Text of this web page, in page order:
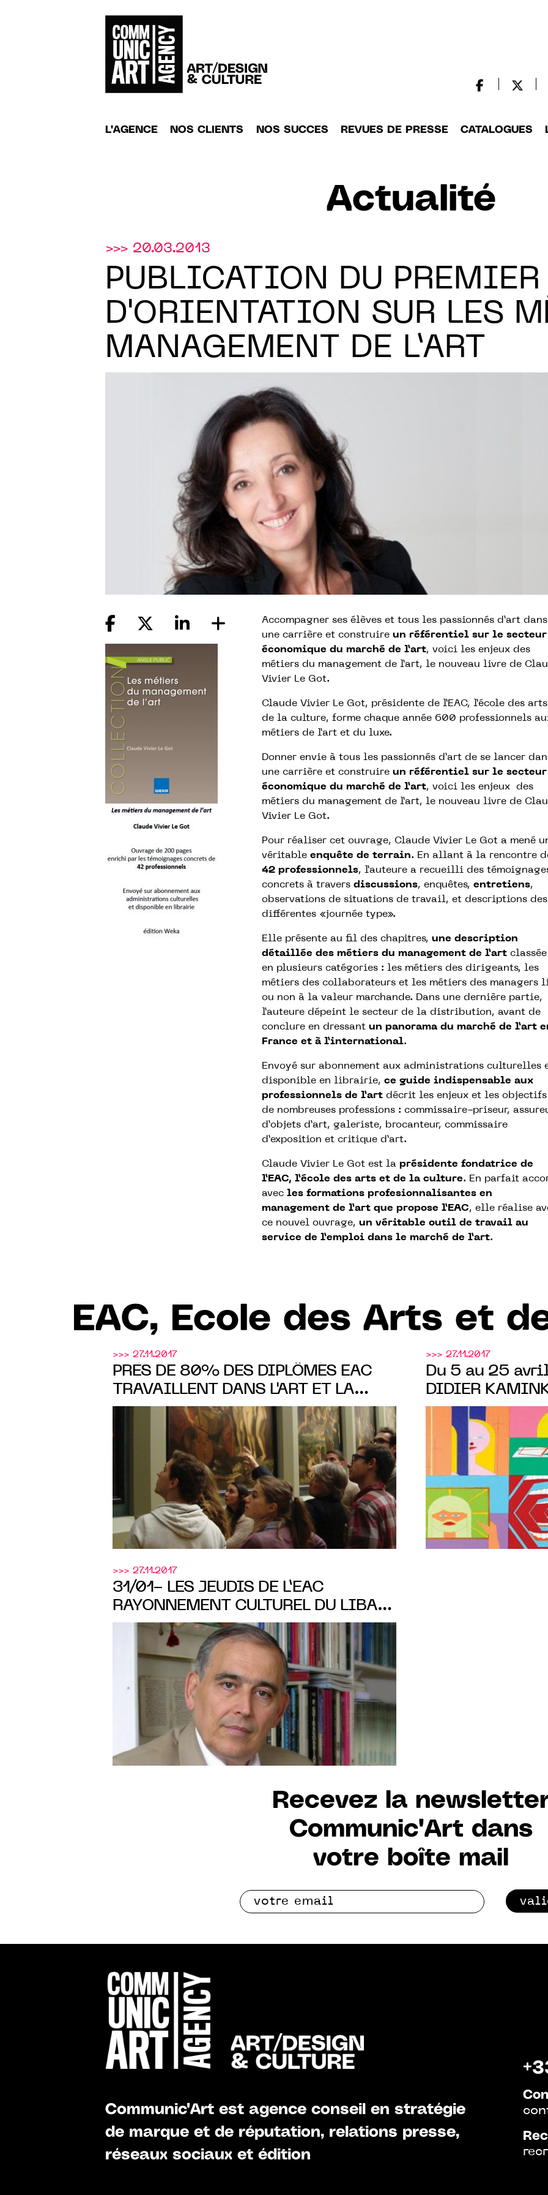
L'AGENCE NOS CLIENTS NOS SUCCES REVUES DE PRESSE CATALOGUES
Actualité
>>> 20.03.2013
PUBLICATION DU
D'ORIENTATION SUR LES
MANAGEMENT DE L’ART
Accompagner ses élèves et tous les passionnés d’art dans
une carrière et construire un référentiel sur le secteur
économique du marché de l’art, voici les enjeux des
métiers du management de l’art, le nouveau livre de
Vivier Le Got.
Claude Vivier Le Got, présidente de l’EAC, l’école des
de la culture, forme chaque année 600 professionnels
métiers de l’art et du luxe.
Donner envie à tous les passionnés d’art de se lancer
une carrière et construire un référentiel sur le secteur
économique du marché de l’art, voici les enjeux des
métiers du management de l’art, le nouveau livre de
Vivier Le Got.
Pour réaliser cet ouvrage, Claude Vivier Le Got a mené
véritable enquête de terrain. En allant à la rencontre
42 professionnels, l’auteure a recueilli des
concrets à travers discussions, enquêtes, entretiens,
observations de situations de travail, et descriptions des
différentes «journée type».
Elle présente au fil des chapitres, une description
détaillée des métiers du management de l’art classée
en plusieurs catégories : les métiers des dirigeants, les
métiers des collaborateurs et les métiers des managers
ou non à la valeur marchande. Dans une dernière partie,
l’auteure dépeint le secteur de la distribution, avant de
conclure en dressant un panorama du marché de l’art
France et à l’international.
Envoyé sur abonnement aux administrations culturelles
disponible en librairie, ce guide indispensable aux
professionnels de l’art décrit les enjeux et les objectifs
de nombreuses professions : commissaire-priseur,
d’objets d’art, galeriste, brocanteur, commissaire
d’exposition et critique d’art.
Claude Vivier Le Got est la présidente fondatrice de
l’EAC, l’école des arts et de la culture. En parfait
avec les formations profesionnalisantes en
management de l’art que propose l’EAC, elle réalise
ce nouvel ouvrage, un véritable outil de travail au
service de l’emploi dans le marché de l’art.
EAC, Ecole des Arts et
>>> 27.11.2017
PRÈS DE 80% DES DIPLÔMÉS EAC
TRAVAILLENT DANS L'ART ET LA
CULTURE EN MOINS DE 6 MOIS
>>> 27.11.2017
Du 5 au 25
DIDIER
LES ÉTUDIANTS
>>> 27.11.2017
31/01- LES JEUDIS DE L’EAC
RAYONNEMENT CULTUREL DU LIBAN
ET UNION EUROPÉENNE
Recevez la
Communic'Art dans
votre boîte mail
Communic'Art est agence conseil en stratégie
de marque et de réputation, relations presse,
réseaux sociaux et édition